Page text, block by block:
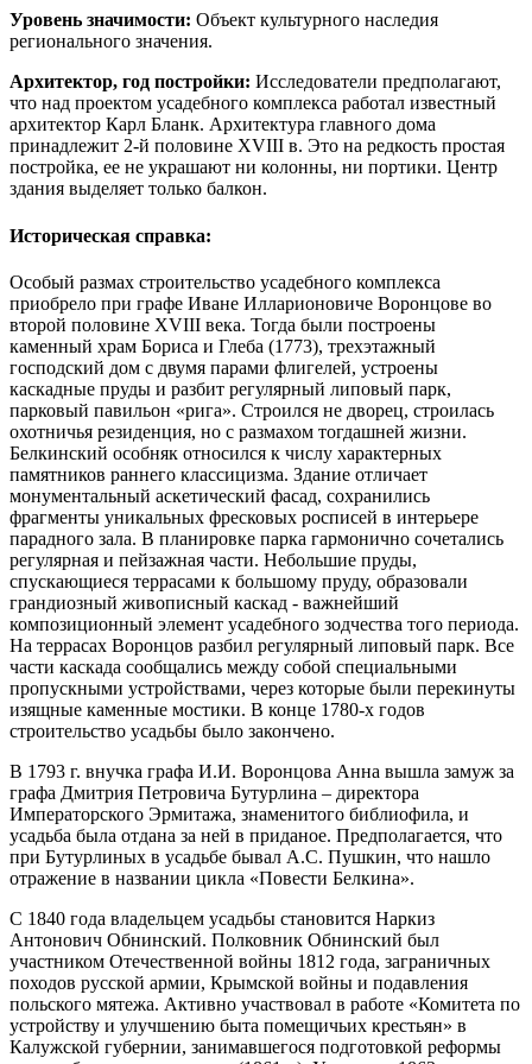
Уровень значимости: Объект культурного наследия
регионального значения.
Архитектор, год постройки: Исследователи предполагают,
что над проектом усадебного комплекса работал известный
архитектор Карл Бланк. Архитектура главного дома
принадлежит 2-й половине XVIII в. Это на редкость простая
постройка, ее не украшают ни колонны, ни портики. Центр
здания выделяет только балкон.
Историческая справка:
Особый размах строительство усадебного комплекса
приобрело при графе Иване Илларионовиче Воронцове во
второй половине XVIII века. Тогда были построены
каменный храм Бориса и Глеба (1773), трехэтажный
господский дом с двумя парами флигелей, устроены
каскадные пруды и разбит регулярный липовый парк,
парковый павильон «рига». Строился не дворец, строилась
охотничья резиденция, но с размахом тогдашней жизни.
Белкинский особняк относился к числу характерных
памятников раннего классицизма. Здание отличает
монументальный аскетический фасад, сохранились
фрагменты уникальных фресковых росписей в интерьере
парадного зала. В планировке парка гармонично сочетались
регулярная и пейзажная части. Небольшие пруды,
спускающиеся террасами к большому пруду, образовали
грандиозный живописный каскад - важнейший
композиционный элемент усадебного зодчества того периода.
На террасах Воронцов разбил регулярный липовый парк. Все
части каскада сообщались между собой специальными
пропускными устройствами, через которые были перекинуты
изящные каменные мостики. В конце 1780-х годов
строительство усадьбы было закончено.
В 1793 г. внучка графа И.И. Воронцова Анна вышла замуж за
графа Дмитрия Петровича Бутурлина – директора
Императорского Эрмитажа, знаменитого библиофила, и
усадьба была отдана за ней в приданое. Предполагается, что
при Бутурлиных в усадьбе бывал А.С. Пушкин, что нашло
отражение в названии цикла «Повести Белкина».
С 1840 года владельцем усадьбы становится Наркиз
Антонович Обнинский. Полковник Обнинский был
участником Отечественной войны 1812 года, заграничных
походов русской армии, Крымской войны и подавления
польского мятежа. Активно участвовал в работе «Комитета по
устройству и улучшению быта помещичьих крестьян» в
Калужской губернии, занимавшегося подготовкой реформы